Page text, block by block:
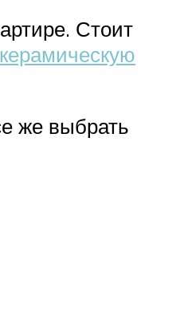
Стоит
же выбрать